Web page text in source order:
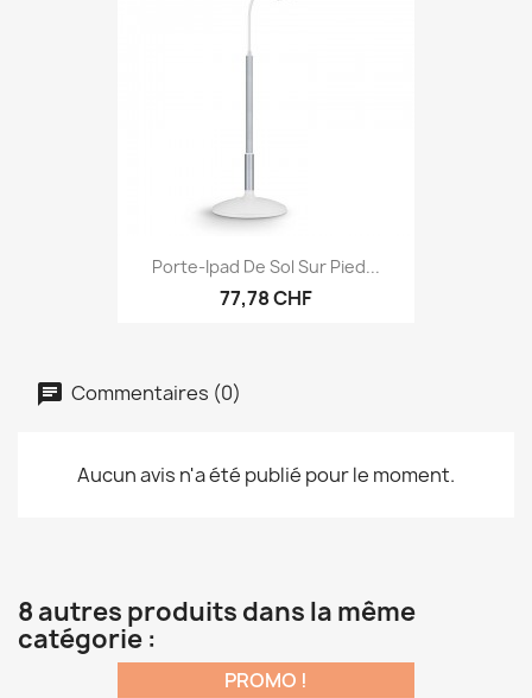
Porte-Ipad De Sol Sur Pied...
77,78 CHF
Commentaires (0)
Aucun avis n'a été publié pour le moment.
8 autres produits dans la même
catégorie :
PROMO !